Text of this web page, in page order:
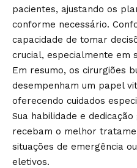
pacientes, ajustando os
conforme necessário.
capacidade de tomar
crucial, especialmente em
Em resumo, os cirurgiões
desempenham um papel
oferecendo cuidados
Sua habilidade e
recebam o melhor
situações de emergência
eletivos.